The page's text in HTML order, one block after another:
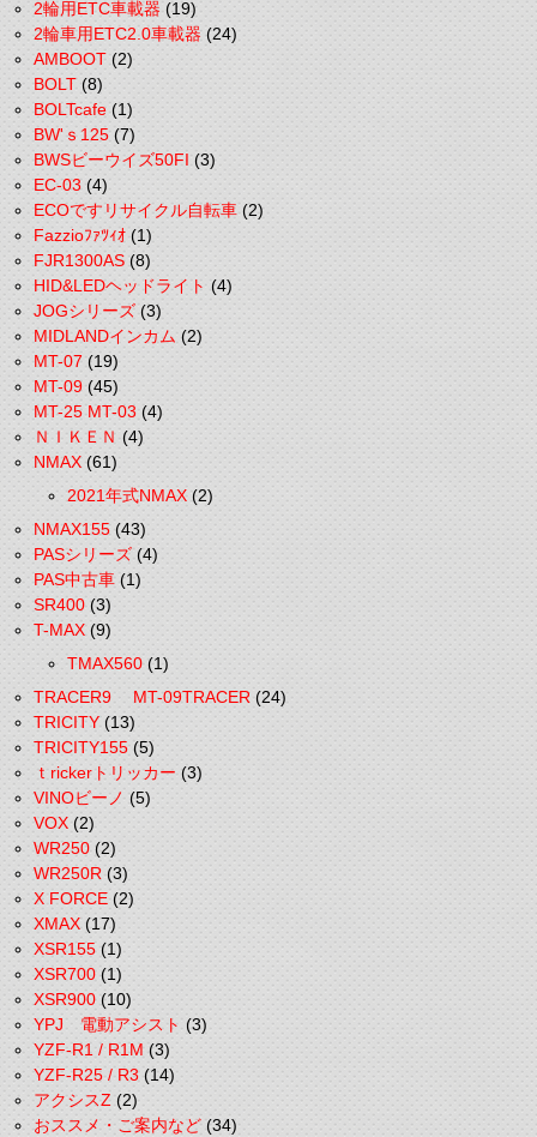
2輪用ETC車載器(19)
2輪車用ETC2.0車載器(24)
AMBOOT(2)
BOLT(8)
BOLTcafe(1)
BW'ｓ125(7)
BWSビーウイズ50FI(3)
EC-03(4)
ECOですリサイクル自転車(2)
Fazzioﾌｧﾂｨｵ(1)
FJR1300AS(8)
HID&LEDヘッドライト(4)
JOGシリーズ(3)
MIDLANDインカム(2)
MT-07(19)
MT-09(45)
MT-25 MT-03(4)
ＮＩＫＥＮ(4)
NMAX(61)
2021年式NMAX(2)
NMAX155(43)
PASシリーズ(4)
PAS中古車(1)
SR400(3)
T-MAX(9)
TMAX560(1)
TRACER9 MT-09TRACER(24)
TRICITY(13)
TRICITY155(5)
ｔrickerトリッカー(3)
VINOビーノ(5)
VOX(2)
WR250(2)
WR250R(3)
X FORCE(2)
XMAX(17)
XSR155(1)
XSR700(1)
XSR900(10)
YPJ 電動アシスト(3)
YZF-R1 / R1M(3)
YZF-R25 / R3(14)
アクシスZ(2)
おススメ・ご案内など(34)